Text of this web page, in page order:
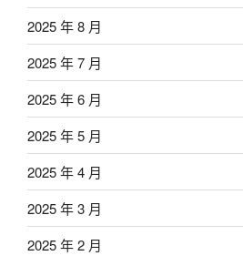
2025 年 8 月
2025 年 7 月
2025 年 6 月
2025 年 5 月
2025 年 4 月
2025 年 3 月
2025 年 2 月